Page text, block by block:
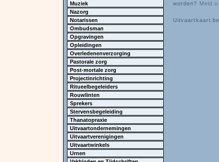
Muziek
Nazorg
Notarissen
Ombudsman
Opgravingen
Opleidingen
Overledenenverzorging
Pastorale zorg
Post-mortale zorg
Projectinrichting
Ritueelbegeleiders
Rouwlinten
Sprekers
Stervensbegeleiding
Thanatopraxie
Uitvaartondernemingen
Uitvaartverenigingen
Uitvaartwinkels
Urnen
worden? Meld